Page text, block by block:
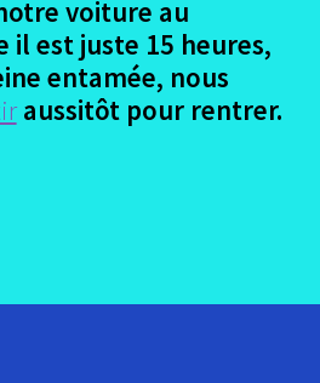
voiture au
il est juste 15 heures,
entamée, nous
aussitôt pour rentrer.